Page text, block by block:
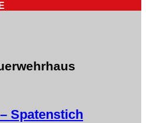
Spatenstich